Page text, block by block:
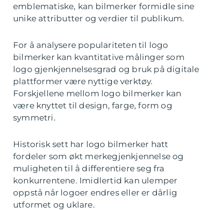
emblematiske, kan bilmerker formidle sine
unike attributter og verdier til publikum.
For å analysere populariteten til logo
bilmerker kan kvantitative målinger som
logo gjenkjennelsesgrad og bruk på digitale
plattformer være nyttige verktøy.
Forskjellene mellom logo bilmerker kan
være knyttet til design, farge, form og
symmetri.
Historisk sett har logo bilmerker hatt
fordeler som økt merkegjenkjennelse og
muligheten til å differentiere seg fra
konkurrentene. Imidlertid kan ulemper
oppstå når logoer endres eller er dårlig
utformet og uklare.